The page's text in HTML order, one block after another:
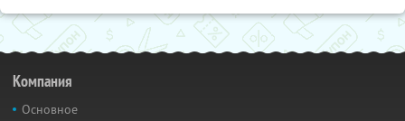
Компания
Основное